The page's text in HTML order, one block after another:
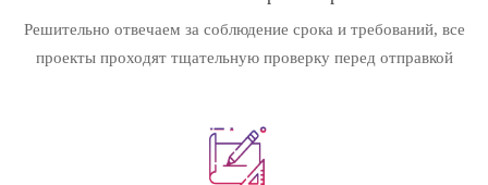
Решительно отвечаем за соблюдение срока и требований, все
проекты проходят тщательную проверку перед отправкой